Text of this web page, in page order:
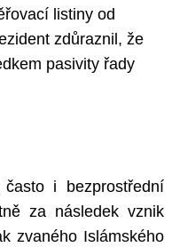
listiny od
zdůraznil, že
pasivity řady
i bezprostřední
za následek vznik
zvaného Islámského